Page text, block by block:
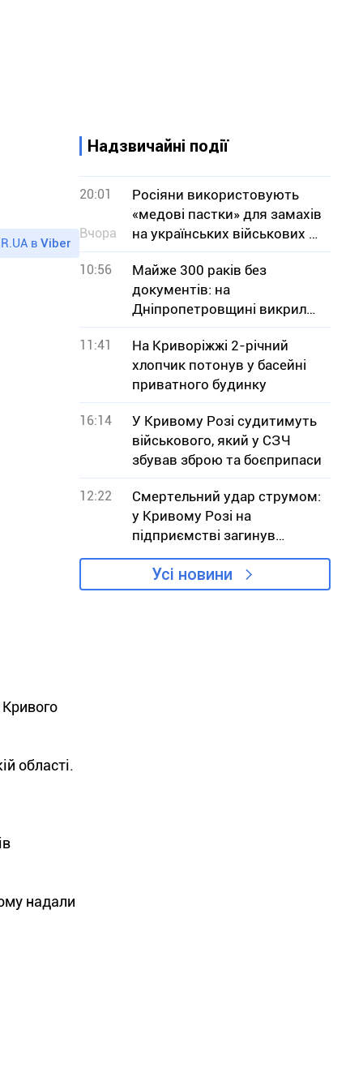
в Viber
області.
надали
Надзвичайні події
20:01
Вчора
Росіяни використовують
«медові пастки» для замахів
на українських військових —
СБУ
10:56
Майже 300 раків без
документів: на
Дніпропетровщині викрили
незаконний продаж
11:41
На Криворіжжі 2-річний
хлопчик потонув у басейні
приватного будинку
16:14
У Кривому Розі судитимуть
військового, який у СЗЧ
збував зброю та боєприпаси
12:22
Смертельний удар струмом:
у Кривому Розі на
підприємстві загинув
робітник
Усі новини